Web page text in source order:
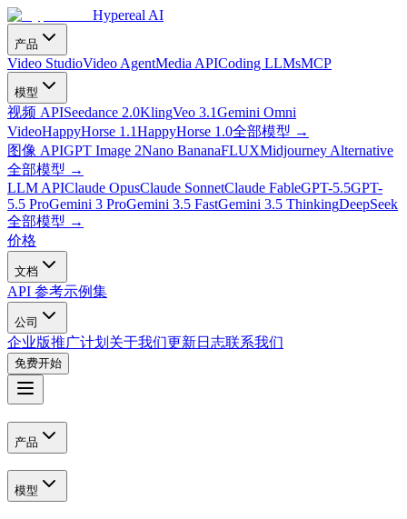
Hypereal AI
产品
Video StudioVideo AgentMedia APICoding LLMsMCP
模型
视频 APISeedance 2.0KlingVeo 3.1Gemini Omni
VideoHappyHorse 1.1HappyHorse 1.0全部模型 →
图像 APIGPT Image 2Nano BananaFLUXMidjourney Alternative
全部模型 →
LLM APIClaude OpusClaude SonnetClaude FableGPT-5.5GPT-
5.5 ProGemini 3 ProGemini 3.5 FastGemini 3.5 ThinkingDeepSeek
全部模型 →
价格
文档
API 参考示例集
公司
企业版推广计划 关于我们更新日志联系我们
免费开始
产品
模型